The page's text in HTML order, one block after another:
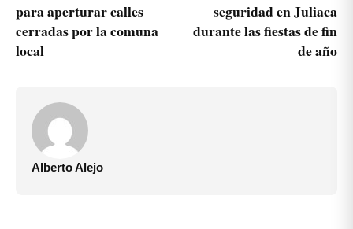
para aperturar calles
cerradas por la comuna
local
seguridad en Juliaca
durante las fiestas de fin
de año
Alberto Alejo